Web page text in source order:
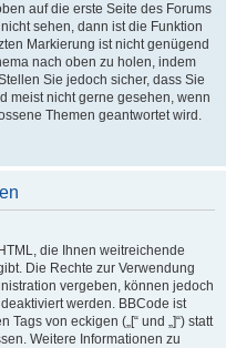
auf die erste Seite des Forums
sehen, dann ist die Funktion
Markierung ist nicht genügend
nach oben zu holen, indem
Sie jedoch sicher, dass Sie
meist nicht gerne gesehen, wenn
Themen geantwortet wird.
die Ihnen weitreichende
Die Rechte zur Verwendung
vergeben, können jedoch
werden. BBCode ist
von eckigen („[“ und „]“) statt
Weitere Informationen zu